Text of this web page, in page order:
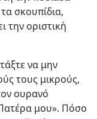
την κοιλάδα
σκουπίδια,
οριστική
να μην
τους μικρούς,
ουρανό